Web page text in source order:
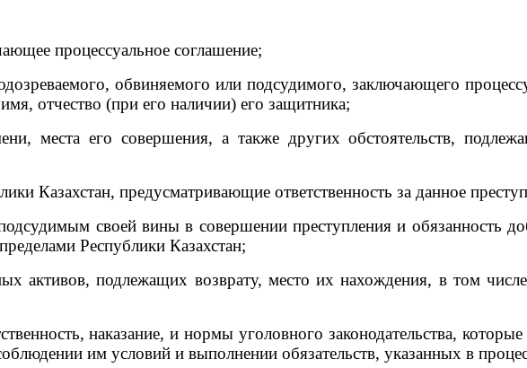
процессуальное соглашение;
обвиняемого или подсудимого, заключающего
отчество (при его наличии) его защитника;
его совершения, а также других обстоятельств,
Казахстан, предусматривающие ответственность за данное
своей вины в совершении преступления и обязанность
Республики Казахстан;
подлежащих возврату, место их нахождения, в том числе
наказание, и нормы уголовного законодательства,
им условий и выполнении обязательств, указанных в